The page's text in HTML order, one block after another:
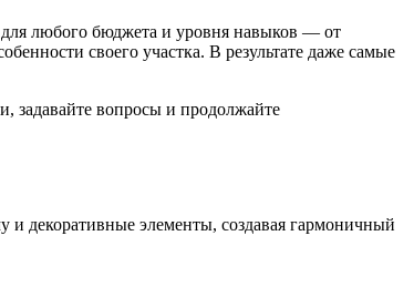
любого бюджета и уровня навыков — от
своего участка. В результате даже самые
задавайте вопросы и продолжайте
и декоративные элементы, создавая гармоничный